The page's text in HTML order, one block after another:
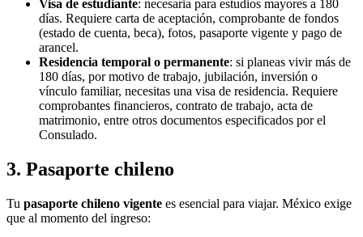
Visa de estudiante: necesaria para estudios mayores a 180
días. Requiere carta de aceptación, comprobante de fondos
(estado de cuenta, beca), fotos, pasaporte vigente y pago de
arancel.
Residencia temporal o permanente: si planeas vivir más de
180 días, por motivo de trabajo, jubilación, inversión o
vínculo familiar, necesitas una visa de residencia. Requiere
comprobantes financieros, contrato de trabajo, acta de
matrimonio, entre otros documentos especificados por el
Consulado.
3. Pasaporte chileno
Tu pasaporte chileno vigente es esencial para viajar. México exige
que al momento del ingreso: